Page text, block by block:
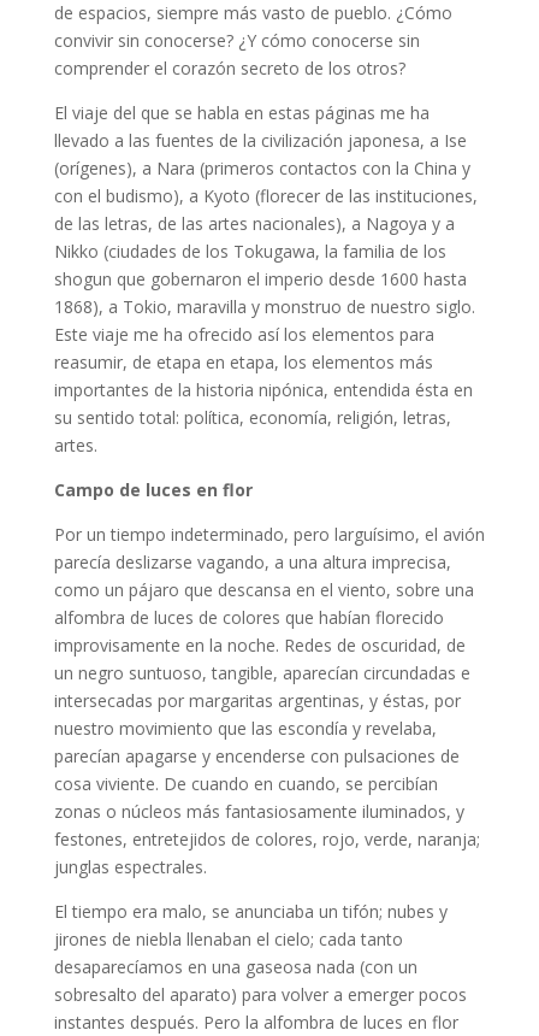
de espacios, siempre más vasto de pueblo. ¿Cómo
convivir sin conocerse? ¿Y cómo conocerse sin
comprender el corazón secreto de los otros?
El viaje del que se habla en estas páginas me ha
llevado a las fuentes de la civilización japonesa, a Ise
(orígenes), a Nara (primeros contactos con la China y
con el budismo), a Kyoto (florecer de las instituciones,
de las letras, de las artes nacionales), a Nagoya y a
Nikko (ciudades de los Tokugawa, la familia de los
shogun que gobernaron el imperio desde 1600 hasta
1868), a Tokio, maravilla y monstruo de nuestro siglo.
Este viaje me ha ofrecido así los elementos para
reasumir, de etapa en etapa, los elementos más
importantes de la historia nipónica, entendida ésta en
su sentido total: política, economía, religión, letras,
artes.
Campo de luces en flor
Por un tiempo indeterminado, pero larguísimo, el avión
parecía deslizarse vagando, a una altura imprecisa,
como un pájaro que descansa en el viento, sobre una
alfombra de luces de colores que habían florecido
improvisamente en la noche. Redes de oscuridad, de
un negro suntuoso, tangible, aparecían circundadas e
intersecadas por margaritas argentinas, y éstas, por
nuestro movimiento que las escondía y revelaba,
parecían apagarse y encenderse con pulsaciones de
cosa viviente. De cuando en cuando, se percibían
zonas o núcleos más fantasiosamente iluminados, y
festones, entretejidos de colores, rojo, verde, naranja;
junglas espectrales.
El tiempo era malo, se anunciaba un tifón; nubes y
jirones de niebla llenaban el cielo; cada tanto
desaparecíamos en una gaseosa nada (con un
sobresalto del aparato) para volver a emerger pocos
instantes después. Pero la alfombra de luces en flor